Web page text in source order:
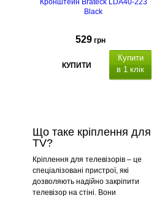
Кронштейн Brateck LDA40-223
Black
529 грн
КУПИТИ
Купити
в 1 клік
Що таке кріплення для
TV?
Кріплення для телевізорів – це
спеціалізовані пристрої, які
дозволяють надійно закріпити
телевізор на стіні. Вони